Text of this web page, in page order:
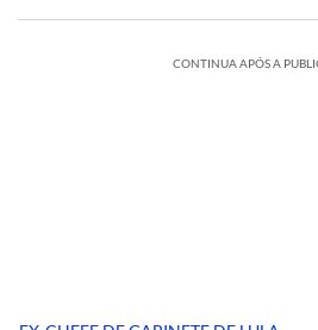
CONTINUA APÓS A